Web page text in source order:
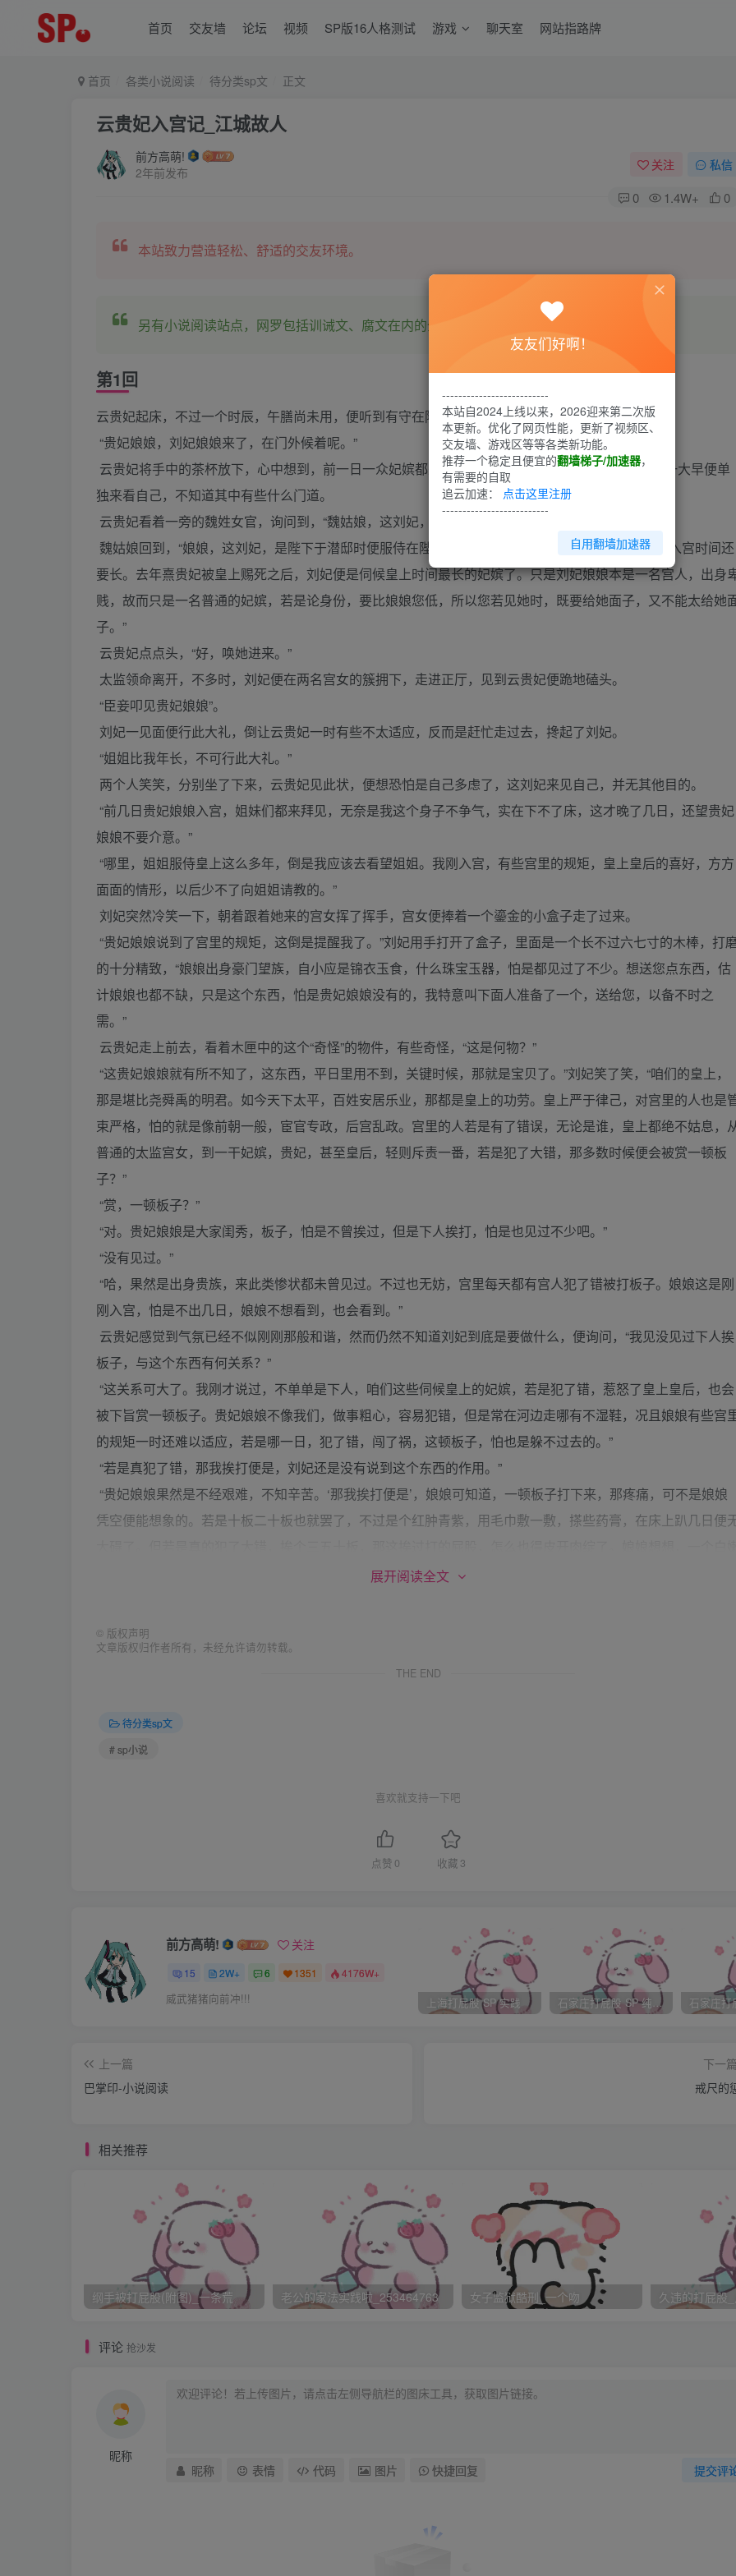
首页 交友墙 论坛 视频 SP版16人格测试 游戏 聊天室 网站指路牌
首页 各类小说阅读 待分类sp文 正文
云贵妃入宫记_江城故人
前方高萌!
2年前发布
关注 私信
0 1.4W+ 0
本站致力营造轻松、舒适的交友环境。
另有小说阅读站点，网罗包括训诫文、腐文在内的全网书源。
第1回
云贵妃起床，不过一个时辰，午膳尚未用，便听到有守在院门外的太监进来禀报。
“贵妃娘娘，刘妃娘娘来了，在门外候着呢。”
云贵妃将手中的茶杯放下，心中想到，前一日一众妃嫔都来拜见，唯独是这个刘妃没有出现，今日一大早便单
独来看自己，不知道其中有些什么门道。
云贵妃看着一旁的魏姓女官，询问到，“魏姑娘，这刘妃，你了解否？”
魏姑娘回到，“娘娘，这刘妃，是陛下于潜邸时便服侍在陛下身边，后被陛下纳为侧室，比皇后娘娘入宫时间还
要长。去年熹贵妃被皇上赐死之后，刘妃便是伺候皇上时间最长的妃嫔了。只是刘妃娘娘本是一名宫人，出身
贱，故而只是一名普通的妃嫔，若是论身份，要比娘娘您低，所以您若见她时，既要给她面子，又不能太给她
子。”
云贵妃点点头，“好，唤她进来。”
太监领命离开，不多时，刘妃便在两名宫女的簇拥下，走进正厅，见到云贵妃便跪地磕头。
“臣妾叩见贵妃娘娘”。
刘妃一见面便行此大礼，倒让云贵妃一时有些不太适应，反而是赶忙走过去，搀起了刘妃。
“姐姐比我年长，不可行此大礼。”
两个人笑笑，分别坐了下来，云贵妃见此状，便想恐怕是自己多虑了，这刘妃来见自己，并无其他目的。
“前几日贵妃娘娘入宫，姐妹们都来拜见，无奈是我这个身子不争气，实在下不了床，这才晚了几日，还望贵妃
娘娘不要介意。”
“哪里，姐姐服侍皇上这么多年，倒是我应该去看望姐姐。我刚入宫，有些宫里的规矩，皇上皇后的喜好，方方
面面的情形，以后少不了向姐姐请教的。”
刘妃突然冷笑一下，朝着跟着她来的宫女挥了挥手，宫女便捧着一个鎏金的小盒子走了过来。
“贵妃娘娘说到了宫里的规矩，这倒是提醒我了。”刘妃用手打开了盒子，里面是一个长不过六七寸的木棒，打
的十分精致，“娘娘出身豪门望族，自小应是锦衣玉食，什么珠宝玉器，怕是都见过了不少。想送您点东西，估
计娘娘也都不缺，只是这个东西，怕是贵妃娘娘没有的，我特意叫下面人准备了一个，送给您，以备不时之
需。”
云贵妃走上前去，看着木匣中的这个“奇怪”的物件，有些奇怪，“这是何物？”
“这贵妃娘娘就有所不知了，这东西，平日里用不到，关键时候，那就是宝贝了。”刘妃笑了笑，“咱们的皇上，
那是堪比尧舜禹的明君。如今天下太平，百姓安居乐业，那都是皇上的功劳。皇上严于律己，对宫里的人也是
束严格，怕的就是像前朝一般，宦官专政，后宫乱政。宫里的人若是有了错误，无论是谁，皇上都绝不姑息，
普通的太监宫女，到一干妃嫔，贵妃，甚至皇后，轻则斥责一番，若是犯了大错，那多数时候便会被赏一顿板
子？”
“赏，一顿板子？”
“对。贵妃娘娘是大家闺秀，板子，怕是不曾挨过，但是下人挨打，怕是也见过不少吧。”
“没有见过。”
“哈，果然是出身贵族，来此类惨状都未曾见过。不过也无妨，宫里每天都有宫人犯了错被打板子。娘娘这是刚
刚入宫，怕是不出几日，娘娘不想看到，也会看到。”
云贵妃感觉到气氛已经不似刚刚那般和谐，然而仍然不知道刘妃到底是要做什么，便询问，“我见没见过下人挨
板子，与这个东西有何关系？”
“这关系可大了。我刚才说过，不单单是下人，咱们这些伺候皇上的妃嫔，若是犯了错，惹怒了皇上皇后，也会
被下旨赏一顿板子。贵妃娘娘不像我们，做事粗心，容易犯错，但是常在河边走哪有不湿鞋，况且娘娘有些宫
的规矩一时还难以适应，若是哪一日，犯了错，闯了祸，这顿板子，怕也是躲不过去的。”
“若是真犯了错，那我挨打便是，刘妃还是没有说到这个东西的作用。”
“贵妃娘娘果然是不经艰难，不知辛苦。‘那我挨打便是’，娘娘可知道，一顿板子打下来，那疼痛，可不是娘娘
凭空便能想象的。若是十板二十板也就罢了，不过是个红肿青紫，用毛巾敷一敷，搽些药膏，在床上趴几日便
嫩肉嘟嘟的屁股，被打得血肉模糊，那得多疼。”
喊叫。剧痛之下，有些不该说的话，犯忌讳的话，说不准就会冒出来，这样一来，惹得主子更加不高兴，加个
十板子，那就不单单是屁股开花了，怕是小命也保不住了。二来，也是防止剧痛之下咬到舌头。”
刘妃来到云贵妃的身边，声音低了下来，“毕竟屁股打烂了，还能治好，若是舌头要坏了，那可就废了。”
了云贵妃的侍女萍儿。
“替贵妃娘娘收好，省得用的时候找不到了。”刘妃又看着云贵妃，“若是哪一日贵妃娘娘真的被打了板子，就让
云贵妃想好了策略，便朝着萍儿吩咐，“刘妃娘娘一番好意，收下吧。”
刘妃本是想看云贵妃气急败坏，却没想到云贵妃收下了，顿时有些意外。
“本想留姐姐一起用些午膳，只是我下面还有些东西要规整，就不耽误姐姐了。”
有一个吧，还有那么多上好的伤药，那刘妃娘娘的屁股，应该是没少挨过板子吧。我不清楚那滋味，刘妃娘娘
定十分清楚。”
刘妃转回头来，瞪了云贵妃一眼，闷气，与两位宫女一同离开。
内容来自[手机版]
“留着，找个地方放好，有一天我会还给她的。”
萍儿拿着木匣离开，只剩下云贵妃和魏姑娘，云贵妃便询问道，“魏姑娘，你在宫中多年，宫中的事情，比我们
知道得多，宫中果然如她方才所言，常常用杖刑惩罚宫人么？”
“她说得倒也不是虚言，宫中无论尊卑，大多都挨过板子，”魏姑娘脸突然红了一下，“不怕娘娘笑话，上个月奴
婢便刚刚挨过板子，娘娘入宫前五六日，奴婢刚刚能够正常走动，但是还是不能坐，睡觉也还要趴着睡。”
“那你的伤处还在否？给我看看……”
“倒是还能看到，只是伤得地方是屁股，怕是脏了娘娘的眼。”
魏姑娘将外衣脱掉，衣裙撩起，又把衬裤褪掉，便露出一个还能看到明显伤痕的屁股。
魏姑娘站着，将屁股微微撅起，露给云贵妃看。
云贵妃看着，走上前去，轻轻抚摸着青灰色的伤痕，一个劲的感叹，“天呐……这样触碰，你会疼么？”
展开阅读全文
© 版权声明
文章版权归作者所有，未经允许请勿转载。
THE END
待分类sp文
# sp小说
喜欢就支持一下吧
点赞 0 收藏 3
前方高萌! 关注
15 2W+ 6 1351 4176W+
威武猪猪向前冲!!! 上海打屁股 SP 实践 石家庄打屁股 SP 纯实践
上一篇
巴掌印-小说阅读
下一
戒尺的
相关推荐
纲手被打屁股(附图)_一条荒 老公的家法实践啦_253464763 女子监狱酷刑_一个吻 久违的打屁股
评论 抢沙发
昵称
提交评
昵称 表情 代码 图片 快捷回复
友友们好啊！
--------------------------
本站自2024上线以来，2026迎来第二次版
本更新。优化了网页性能，更新了视频区、
交友墙、游戏区等等各类新功能。
推荐一个稳定且便宜的翻墙梯子/加速器，
有需要的自取
追云加速： 点击这里注册
--------------------------
自用翻墙加速器